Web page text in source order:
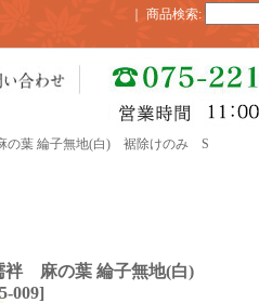
葉 綸子無地(白) 裾除けのみ S
商品検索:
袢 麻の葉 綸子無地(白)
009]